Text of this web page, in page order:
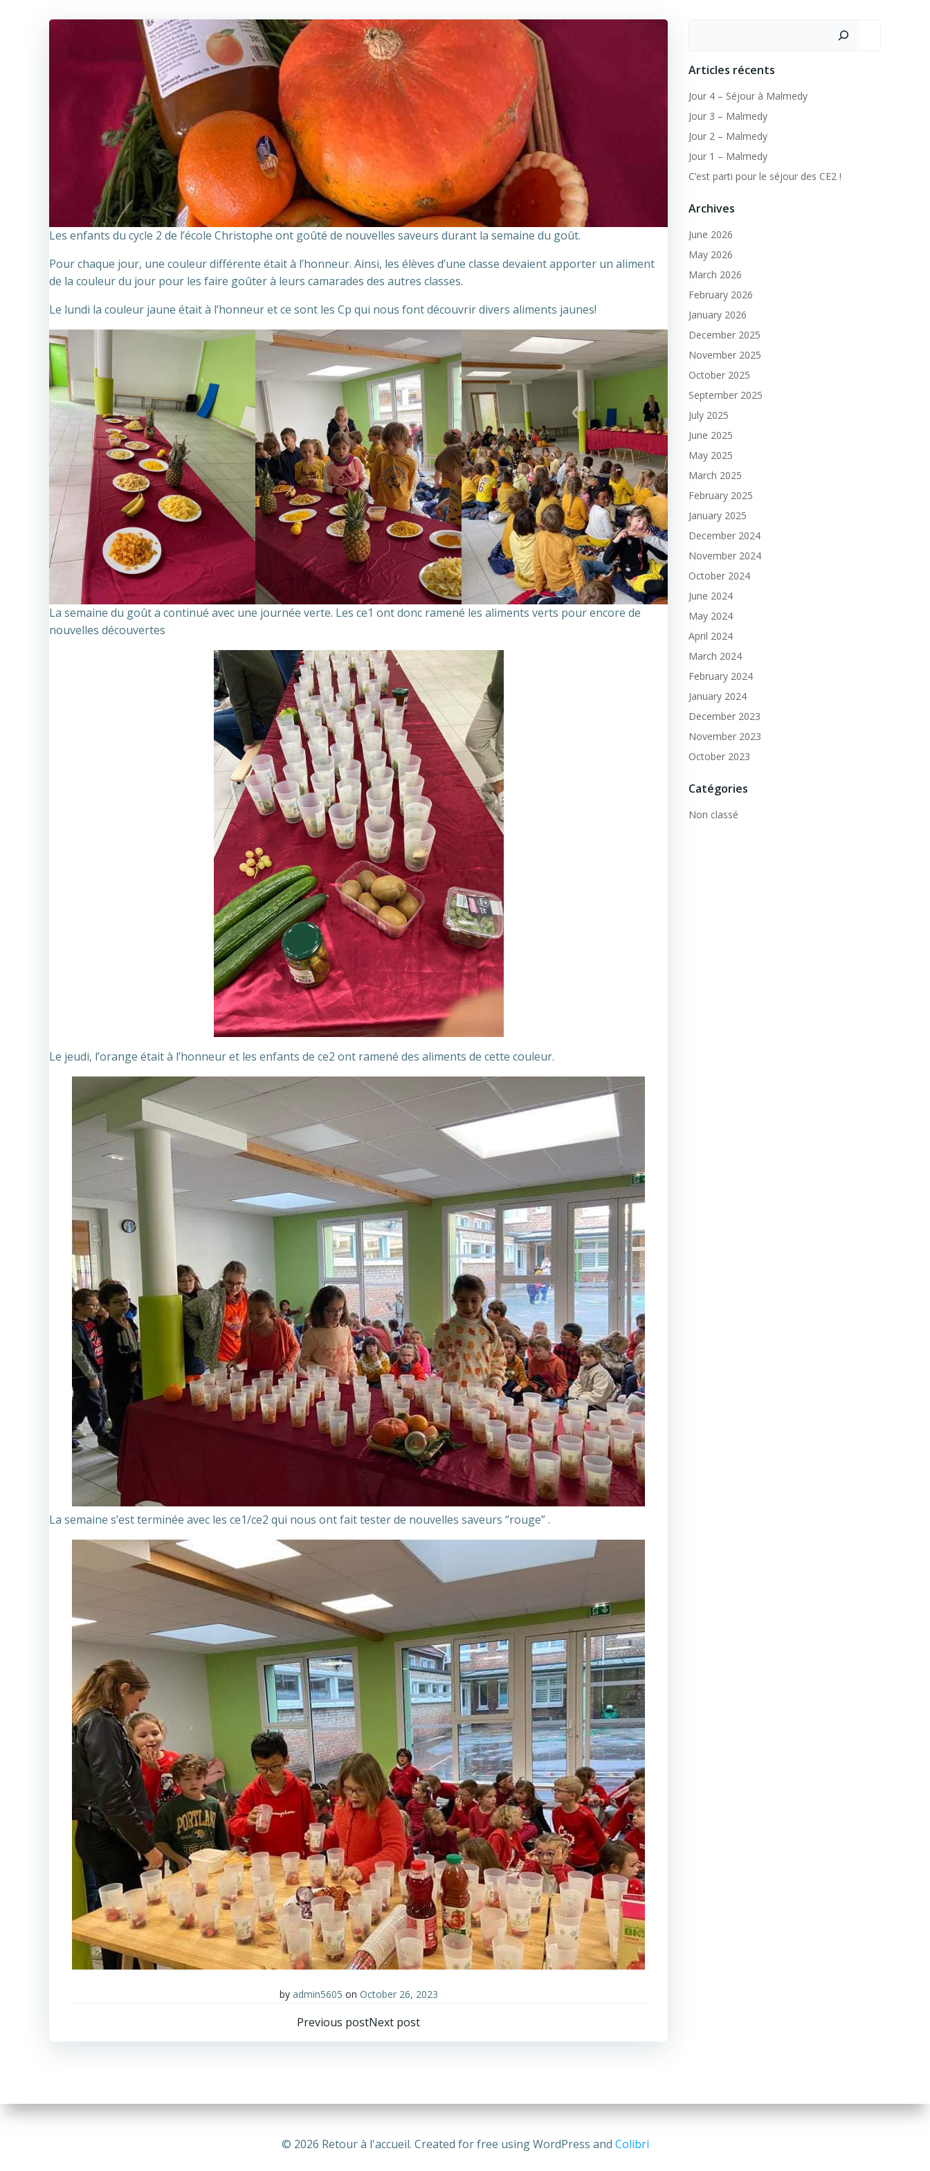
Les enfants du cycle 2 de l’école Christophe ont goûté de nouvelles saveurs durant la semaine du goût.
Pour chaque jour, une couleur différente était à l’honneur. Ainsi, les élèves d’une classe devaient apporter un aliment
de la couleur du jour pour les faire goûter à leurs camarades des autres classes.
Le lundi la couleur jaune était à l’honneur et ce sont les Cp qui nous font découvrir divers aliments jaunes!
La semaine du goût a continué avec une journée verte. Les ce1 ont donc ramené les aliments verts pour encore de
nouvelles découvertes
Le jeudi, l’orange était à l’honneur et les enfants de ce2 ont ramené des aliments de cette couleur.
La semaine s’est terminée avec les ce1/ce2 qui nous ont fait tester de nouvelles saveurs “rouge” .
by admin5605 on October 26, 2023
Post
Previous postPost
Next post
Articles récents
Jour 4 – Séjour à Malmedy
Jour 3 – Malmedy
Jour 2 – Malmedy
Jour 1 – Malmedy
C’est parti pour le séjour des CE2 !
Archives
June 2026
May 2026
March 2026
February 2026
January 2026
December 2025
November 2025
October 2025
September 2025
July 2025
June 2025
May 2025
March 2025
February 2025
January 2025
December 2024
November 2024
October 2024
June 2024
May 2024
April 2024
March 2024
February 2024
January 2024
December 2023
November 2023
October 2023
Catégories
Non classé
© 2026 Retour à l'accueil. Created for free using WordPress and Colibri